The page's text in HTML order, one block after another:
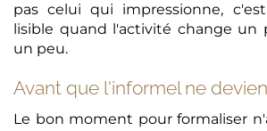
pas celui qui impressionne,
lisible quand l'activité change un
un peu.
Avant que l'informel ne
Le bon moment pour formaliser